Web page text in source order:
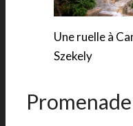
Une ruelle à
Szekely